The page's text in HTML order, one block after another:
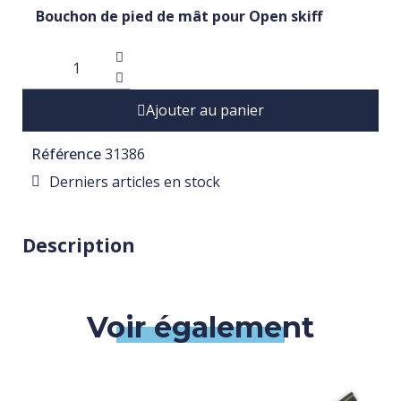
Bouchon de pied de mât pour Open skiff
Ajouter au panier
Référence31386
Derniers articles en stock
Description
Voir également